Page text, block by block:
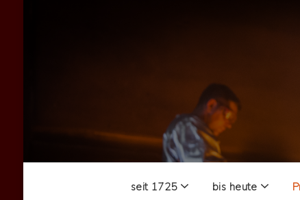
seit 1725 bis heute